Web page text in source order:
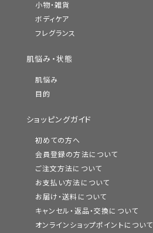
小物・雑貨
ボディケア
フレグランス
肌悩み・状態
肌悩み
目的
ショッピングガイド
初めての方へ
会員登録の方法について
ご注文方法について
お支払い方法について
お届け・送料について
キャンセル・返品・交換について
オンラインショップポイントについて